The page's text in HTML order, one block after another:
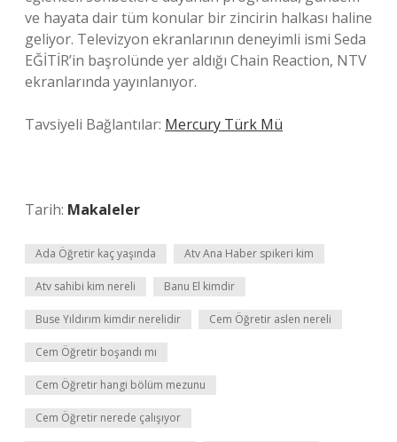
ve hayata dair tüm konular bir zincirin halkası haline
geliyor. Televizyon ekranlarının deneyimli ismi Seda
EĞİTİR’in başrolünde yer aldığı Chain Reaction, NTV
ekranlarında yayınlanıyor.
Tavsiyeli Bağlantılar: Mercury Türk Mü
Tarih: Makaleler
Ada Öğretir kaç yaşında Atv Ana Haber spikeri kim
Atv sahibi kim nereli Banu El kimdir
Buse Yıldırım kimdir nerelidir Cem Öğretir aslen nereli
Cem Öğretir boşandı mı
Cem Öğretir hangi bölüm mezunu
Cem Öğretir nerede çalışıyor